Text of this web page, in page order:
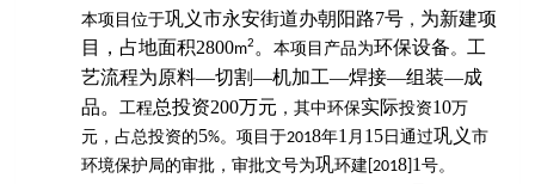
本项目位于巩义市永安街道办朝阳路7号 ， 为新建项
目，占地面积2800m2 。本项目产品为环保设备 。 工
艺流程为原料—切割—机加工—焊接—组装—成
品。 工程总投资200万元 ，其中环保实际投资10万
元，占总投资的5%。项目于2018年1 月 15日通过巩义市
环境保护局的审批，审批文号为巩环建 [2018 1号。